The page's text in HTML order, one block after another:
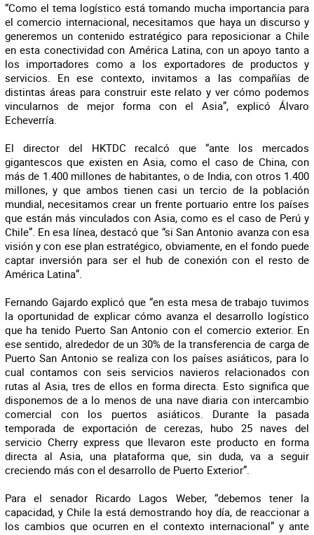
“Como el tema logístico está tomando mucha importancia para
el comercio internacional, necesitamos que haya un discurso y
generemos un contenido estratégico para reposicionar a Chile
en esta conectividad con América Latina, con un apoyo tanto a
los importadores como a los exportadores de productos y
servicios. En ese contexto, invitamos a las compañías de
distintas áreas para construir este relato y ver cómo podemos
vincularnos de mejor forma con el Asia”, explicó Álvaro
Echeverría.
El director del HKTDC recalcó que “ante los mercados
gigantescos que existen en Asia, como el caso de China, con
más de 1.400 millones de habitantes, o de India, con otros 1.400
millones, y que ambos tienen casi un tercio de la población
mundial, necesitamos crear un frente portuario entre los países
que están más vinculados con Asia, como es el caso de Perú y
Chile”. En esa línea, destacó que “si San Antonio avanza con esa
visión y con ese plan estratégico, obviamente, en el fondo puede
captar inversión para ser el hub de conexión con el resto de
América Latina”.
Fernando Gajardo explicó que “en esta mesa de trabajo tuvimos
la oportunidad de explicar cómo avanza el desarrollo logístico
que ha tenido Puerto San Antonio con el comercio exterior. En
ese sentido, alrededor de un 30% de la transferencia de carga de
Puerto San Antonio se realiza con los países asiáticos, para lo
cual contamos con seis servicios navieros relacionados con
rutas al Asia, tres de ellos en forma directa. Esto significa que
disponemos de a lo menos de una nave diaria con intercambio
comercial con los puertos asiáticos. Durante la pasada
temporada de exportación de cerezas, hubo 25 naves del
servicio Cherry express que llevaron este producto en forma
directa al Asia, una plataforma que, sin duda, va a seguir
creciendo más con el desarrollo de Puerto Exterior”.
Para el senador Ricardo Lagos Weber, “debemos tener la
capacidad, y Chile la está demostrando hoy día, de reaccionar a
los cambios que ocurren en el contexto internacional” y ante